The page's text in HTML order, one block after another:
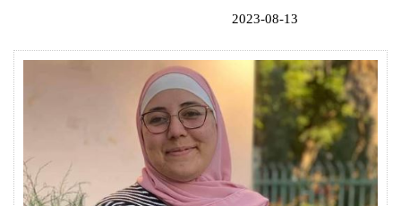
2023-08-13